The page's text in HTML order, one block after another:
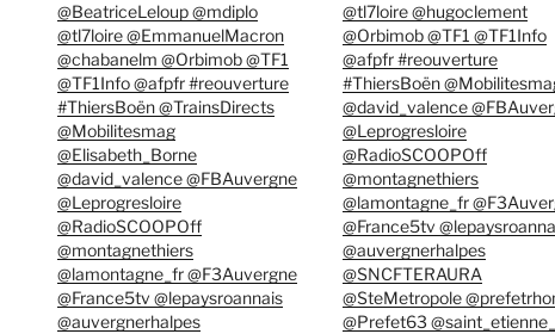
@BeatriceLeloup @mdiplo
@tl7loire @EmmanuelMacron
@chabanelm @Orbimob @TF1
@TF1Info @afpfr #reouverture
#ThiersBoën @TrainsDirects
@Mobilitesmag
@Elisabeth_Borne
@david_valence @FBAuvergne
@Leprogresloire
@RadioSCOOPOff
@montagnethiers
@lamontagne_fr @F3Auvergne
@France5tv @lepaysroannais
@auvergnerhalpes
@tl7loire @hugoclement
@Orbimob @TF1 @TF1Info
@afpfr #reouverture
#ThiersBoën
@david_valence
@Leprogresloire
@RadioSCOOPOff
@montagnethiers
@lamontagne_fr
@France5tv
@auvergnerhalpes
@SNCFTERAURA
@SteMetropole
@Prefet63 @saint_etienne_